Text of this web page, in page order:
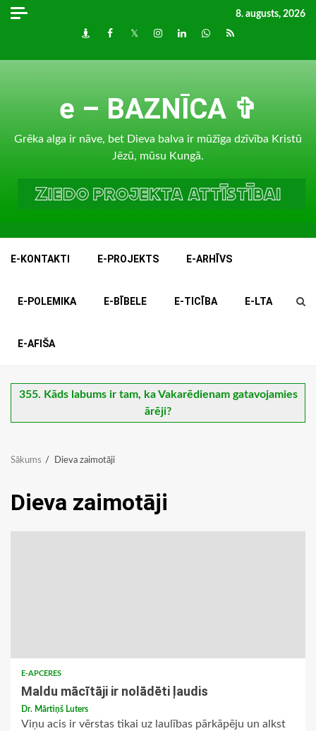
Skip
8. augusts, 2026
DraugiemFacebook
TwitterInstagram
LinkedInwhatsapp
RSS
e – BAZNĪCA ✞
Grēka alga ir nāve, bet Dieva balva ir mūžīga dzīvība Kristū
Jēzū, mūsu Kungā.
E-KONTAKTI E-PROJEKTS E-ARHĪVS
E-POLEMIKA E-BĪBELE E-TICĪBA E-LTA
E-AFIŠA
355. Kāds labums ir tam, ka Vakarēdienam gatavojamies
ārēji?
Sākums Dieva zaimotāji
Dieva zaimotāji
E-APCERES
Maldu mācītāji ir nolādēti ļaudis
Dr. Mārtiņš Luters
Viņu acis ir vērstas tikai uz laulības pārkāpēju un alkst